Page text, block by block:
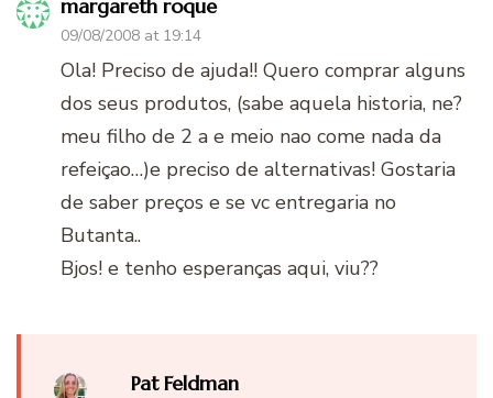
margareth roque
09/08/2008 at 19:14
Ola! Preciso de ajuda!! Quero comprar alguns
dos seus produtos, (sabe aquela historia, ne?
meu filho de 2 a e meio nao come nada da
refeiçao…)e preciso de alternativas! Gostaria
de saber preços e se vc entregaria no
Butanta..
Bjos! e tenho esperanças aqui, viu??
Pat Feldman